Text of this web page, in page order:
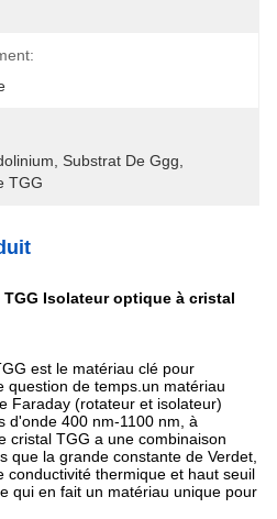
Substrat De Ggg
TGG
Isolateur optique à cristal
est le matériau clé pour
question de temps. un matériau
Faraday (rotateur et isolateur)
d'onde 400 nm-1100 nm, à
cristal TGG a une combinaison
que la grande constante de Verdet,
conductivité thermique et haut seuil
qui en fait un matériau unique pour